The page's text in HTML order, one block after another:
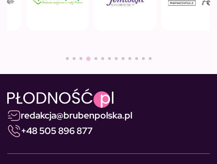
redakcja@brubenpolska.pl
+48 505 896 877